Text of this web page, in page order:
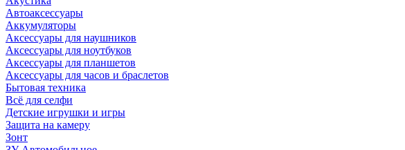
Автоаксессуары
Аккумуляторы
Аксессуары для наушников
Аксессуары для ноутбуков
Аксессуары для планшетов
Аксессуары для часов и браслетов
Бытовая техника
Всё для селфи
Детские игрушки и игры
Защита на камеру
Зонт